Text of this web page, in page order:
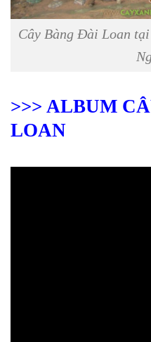
Cây Bàng Đài Loan
>>> ALBUM
LOAN